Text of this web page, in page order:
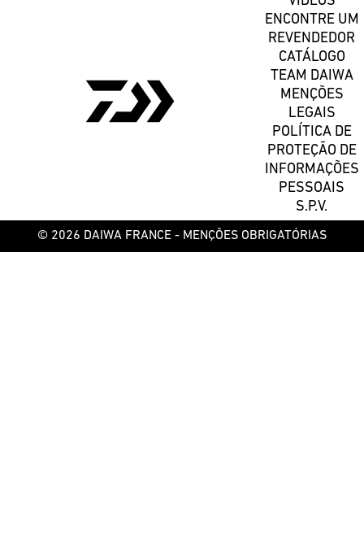
ENCONTRE UM
REVENDEDOR
CATÁLOGO
TEAM DAIWA
MENÇÕES
LEGAIS
POLÍTICA DE
PROTEÇÃO DE
INFORMAÇÕES
PESSOAIS
S.P.V.
© 2026 DAIWA FRANCE - MENÇÕES OBRIGATÓRIAS